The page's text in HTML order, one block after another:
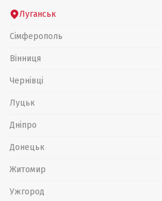
Луганськ
Сімферополь
Вінниця
Чернівці
Луцьк
Дніпро
Донецьк
Житомир
Ужгород